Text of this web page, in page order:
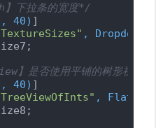
下拉条的宽度*/
40) ]
,
是否使用平铺的树形视图*/
40) ]
,